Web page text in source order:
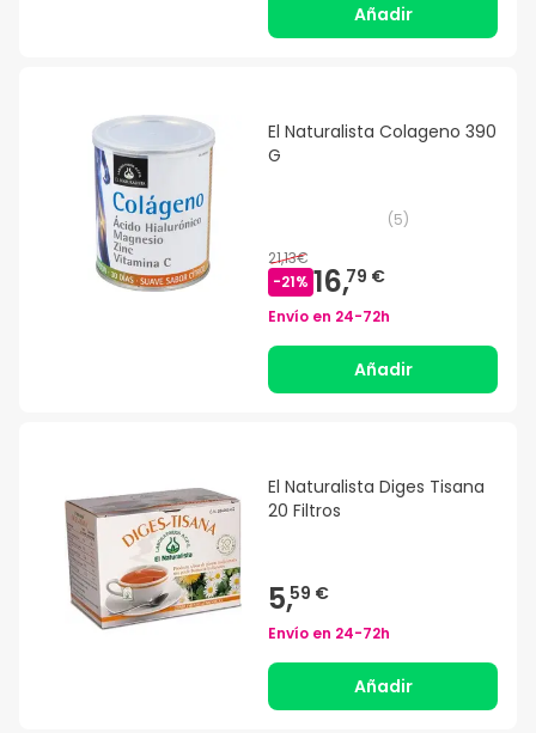
Añadir
El Naturalista Colageno 390
G
(5)
21,13€
-21% 16,79 €
Envío en 24-72h
Añadir
El Naturalista Diges Tisana
20 Filtros
5,59 €
Envío en 24-72h
Añadir